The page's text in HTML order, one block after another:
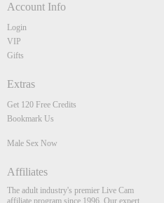
Account Info
Login
VIP
Gifts
Extras
Get 120 Free Credits
Bookmark Us
Male Sex Now
Affiliates
The adult industry's premier Live Cam
affiliate program since 1996. Our expert